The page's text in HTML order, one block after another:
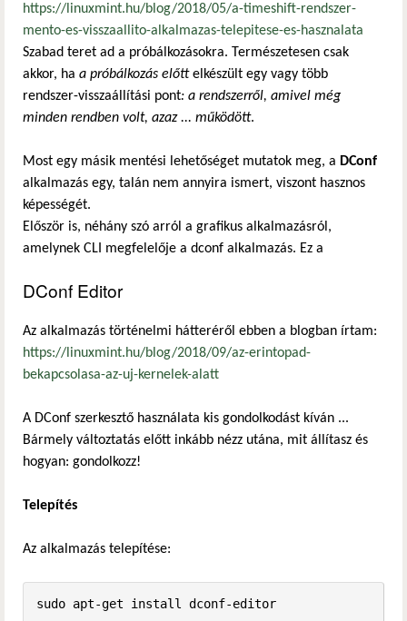
https://linuxmint.hu/blog/2018/05/a-timeshift-rendszer-
mento-es-visszaallito-alkalmazas-telepitese-es-hasznalata
Szabad teret ad a próbálkozásokra. Természetesen csak
akkor, ha a próbálkozás előttelkészült egy vagy több
rendszer-visszaállítási pont: a rendszerről, amivel még
minden rendben volt, azaz ... működött.
Most egy másik mentési lehetőséget mutatok meg, a DConf
alkalmazás egy, talán nem annyira ismert, viszont hasznos
képességét.
Először is, néhány szó arról a grafikus alkalmazásról,
amelynek CLI megfelelője a dconf alkalmazás. Ez a
DConf Editor
Az alkalmazás történelmi hátteréről ebben a blogban írtam:
https://linuxmint.hu/blog/2018/09/az-erintopad-
bekapcsolasa-az-uj-kernelek-alatt
A DConf szerkesztő használata kis gondolkodást kíván ...
Bármely változtatás előtt inkább nézz utána, mit állítasz és
hogyan: gondolkozz!
Telepítés
Az alkalmazás telepítése:
sudo apt-get install dconf-editor